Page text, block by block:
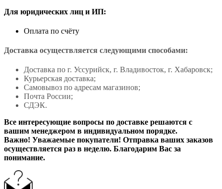
Для юридических лиц и ИП:
Оплата по счёту
Доставка осуществляется следующими способами:
Доставка по г. Уссурийск, г. Владивосток, г. Хабаровск;
Курьерская доставка;
Самовывоз по адресам магазинов;
Почта России;
СДЭК.
Все интересующие вопросы по доставке решаются с
вашим менеджером в индивидуальном порядке.
Важно! Уважаемые покупатели! Отправка ваших заказов
осуществляется раз в неделю. Благодарим Вас за
понимание.